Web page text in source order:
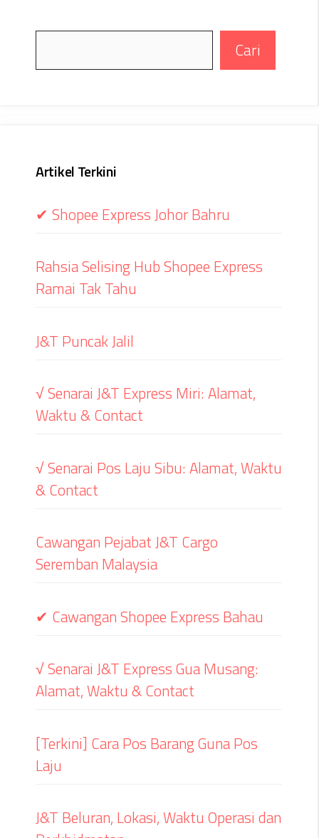
Cari
Artikel Terkini
✔ Shopee Express Johor Bahru
Rahsia Selising Hub Shopee Express
Ramai Tak Tahu
J&T Puncak Jalil
√ Senarai J&T Express Miri: Alamat,
Waktu & Contact
√ Senarai Pos Laju Sibu: Alamat, Waktu
& Contact
Cawangan Pejabat J&T Cargo
Seremban Malaysia
✔ Cawangan Shopee Express Bahau
√ Senarai J&T Express Gua Musang:
Alamat, Waktu & Contact
[Terkini] Cara Pos Barang Guna Pos
Laju
J&T Beluran, Lokasi, Waktu Operasi dan